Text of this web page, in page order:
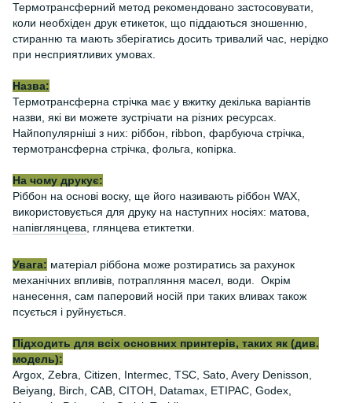
Термотрансферний метод рекомендовано застосовувати,
коли необхіден друк етикеток, що піддаються зношенню,
стиранню та мають зберігатись досить тривалий час, нерідко
при несприятливих умовах.
Назва:
Термотрансферна стрічка має у вжитку декілька варіантів
назви, які ви можете зустрічати на різних ресурсах.
Найпопулярніші з них: ріббон, ribbon, фарбуюча стрічка,
термотрансферна стрічка, фольга, копірка.
На чому друкує:
Ріббон на основі воску, ще його називають ріббон WAX,
використовується для друку на наступних носіях: матова,
напівглянцева , глянцева етиктетки.
Увага: матеріал ріббона може розтиратись за рахунок
механічних впливів, потрапляння масел, води. Окрім
нанесення, сам паперовий носій при таких вливах також
псується і руйнується.
Підходить для всіх основних принтерів, таких як (див.
модель):
Argox, Zebra, Citizen, Intermec, TSC, Sato, Avery Denisson,
Beiyang, Birch, CAB, CITOH, Datamax, ETIPAC, Godex,